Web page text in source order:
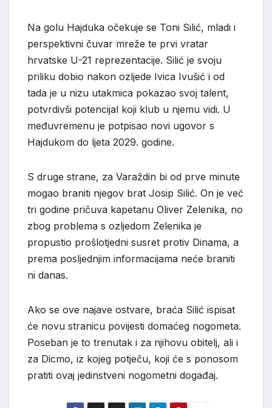
Na golu Hajduka očekuje se Toni Silić, mladi i
perspektivni čuvar mreže te prvi vratar
hrvatske U-21 reprezentacije. Silić je svoju
priliku dobio nakon ozljede Ivica Ivušić i od
tada je u nizu utakmica pokazao svoj talent,
potvrdivši potencijal koji klub u njemu vidi. U
međuvremenu je potpisao novi ugovor s
Hajdukom do ljeta 2029. godine.
S druge strane, za Varaždin bi od prve minute
mogao braniti njegov brat Josip Silić. On je već
tri godine pričuva kapetanu Oliver Zelenika, no
zbog problema s ozljedom Zelenika je
propustio prošlotjedni susret protiv Dinama, a
prema posljednjim informacijama neće braniti
ni danas.
Ako se ove najave ostvare, braća Silić ispisat
će novu stranicu povijesti domaćeg nogometa.
Poseban je to trenutak i za njihovu obitelj, ali i
za Dicmo, iz kojeg potječu, koji će s ponosom
pratiti ovaj jedinstveni nogometni događaj.